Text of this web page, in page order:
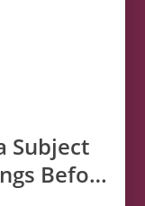
Subject
Before